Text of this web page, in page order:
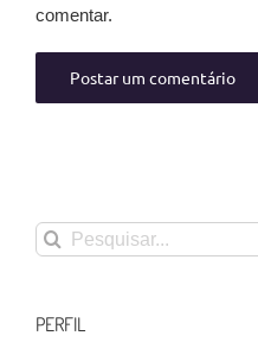
comentar.
Buscar
resultados
PERFIL